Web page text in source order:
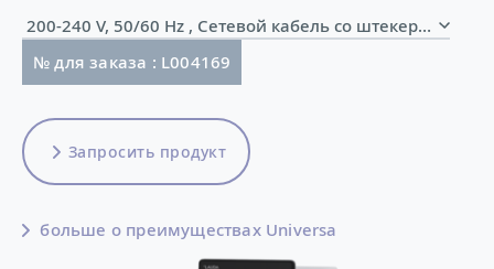
200-240 V, 50/60 Hz , Сетевой кабель со штекером
№ для заказа : L004169
Запросить продукт
больше о преимуществах Universa